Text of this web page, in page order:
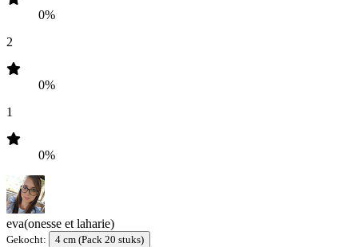
0%
2
0%
1
0%
eva(onesse et laharie)
Gekocht: 4 cm (Pack 20 stuks)